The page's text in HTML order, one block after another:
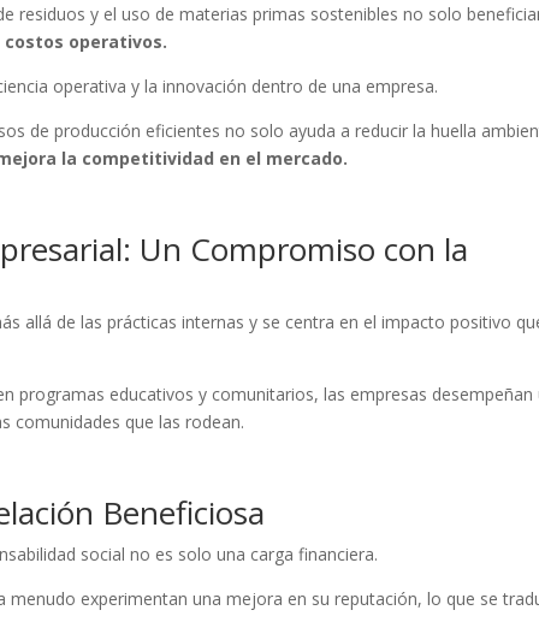
residuos y el uso de materias primas sostenibles no solo
costos operativos.
operativa y la innovación dentro de una empresa.
de producción eficientes no solo ayuda a reducir la huella
la competitividad en el mercado.
Un Compromiso con la
allá de las prácticas internas y se centra en el impacto positivo
programas educativos y comunitarios, las empresas desempeñan
comunidades que las rodean.
Beneficiosa
social no es solo una carga financiera.
menudo experimentan una mejora en su reputación, lo que se